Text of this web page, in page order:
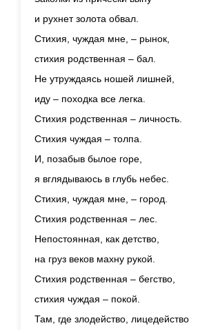
и рухнет золота обвал.
Стихия, чуждая мне, – рынок,
стихия родственная – бал.
Не утруждаясь ношей лишней,
иду – походка все легка.
Стихия родственная – личность.
Стихия чуждая – толпа.
И, позабыв былое горе,
я вглядываюсь в глубь небес.
Стихия, чуждая мне, – город.
Стихия родственная – лес.
Непостоянная, как детство,
на груз веков махну рукой.
Стихия родственная – бегство,
стихия чуждая – покой.
Там, где злодейство, лицедейство